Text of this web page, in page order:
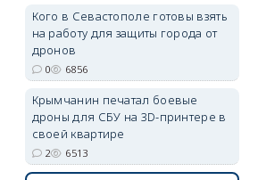
Кого в Севастополе готовы взять
на работу для защиты города от
дронов
0 6856
Крымчанин печатал боевые
дроны для СБУ на 3D-принтере в
своей квартире
2 6513